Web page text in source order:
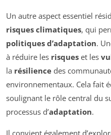
Un autre aspect essentiel
risques climatiques, qui
politiques d’adaptation.
à réduire les risques et les
la résilience des
environnementaux. Cela fait
soulignant le rôle central du
processus d’adaptation.
Il convient également